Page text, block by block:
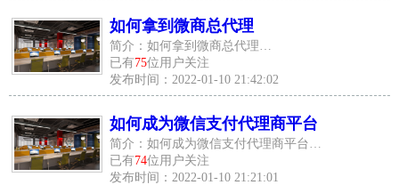
如何拿到微商总代理
简介：如何拿到微商总代理…
已有75位用户关注
发布时间：2022-01-10 21:42:02
如何成为微信支付代理商平台
简介：如何成为微信支付代理商平台…
已有74位用户关注
发布时间：2022-01-10 21:21:01